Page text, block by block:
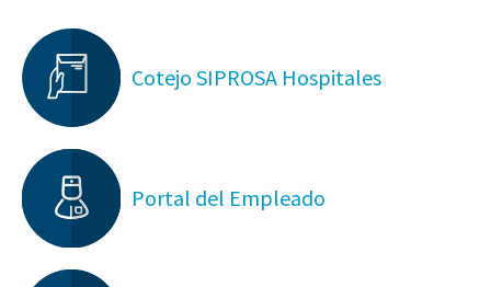
Cotejo SIPROSA Hospitales
Portal del Empleado